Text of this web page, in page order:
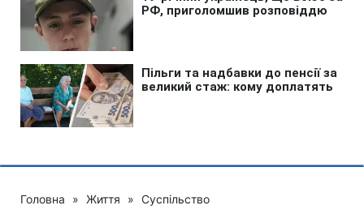
Головна » Життя » Суспільство